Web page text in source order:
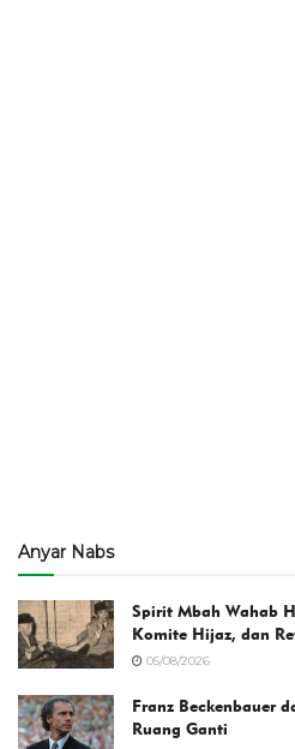
Anyar Nabs
Spirit Mbah Wahab
Komite Hijaz, dan
05/08/2026
Franz Beckenbauer
Ruang Ganti